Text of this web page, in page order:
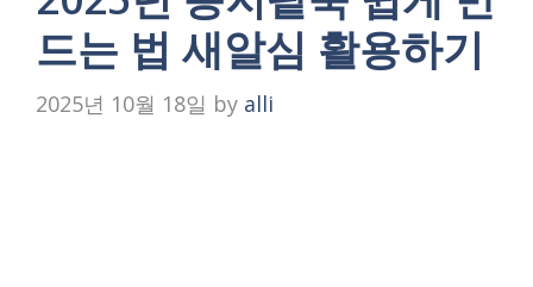
드는 법 새알심 활용하기
2025년 10월 18일 by alli